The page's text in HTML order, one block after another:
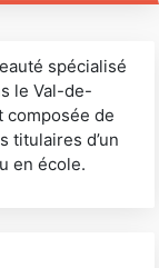
spécialisé
le Val-de-
composée de
titulaires d’un
en école.